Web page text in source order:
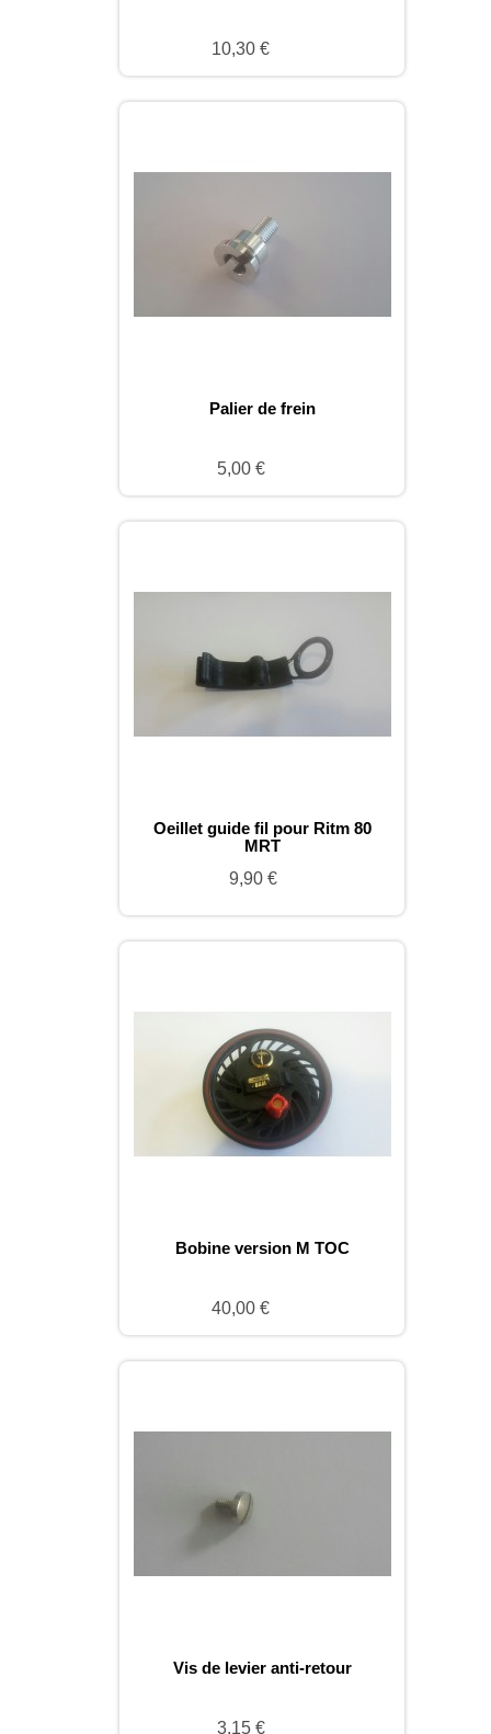
10,30 €
Palier de frein
5,00 €
Oeillet guide fil pour Ritm 80
MRT
9,90 €
Bobine version M TOC
40,00 €
Vis de levier anti-retour
3,15 €